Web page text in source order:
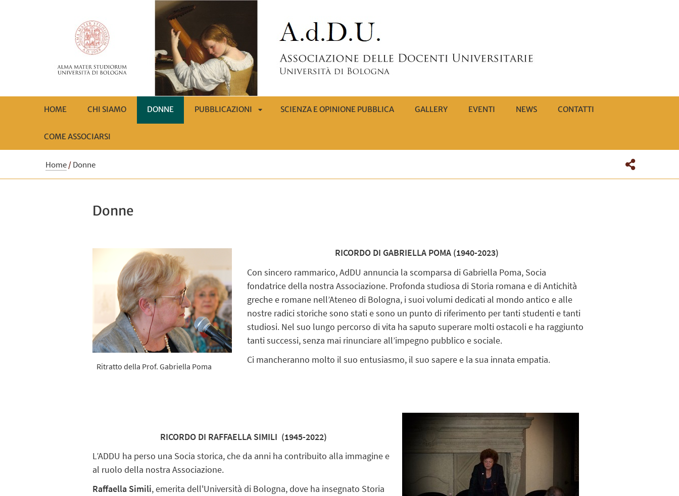
HOME CHI SIAMO DONNE PUBBLICAZIONI SCIENZA E OPINIONE PUBBLICA GALLERY EVENTI NEWS CONTATTI
COME ASSOCIARSI
Home/Donne
Donne
Ritratto della Prof. Gabriella Poma
RICORDO DI GABRIELLA POMA (1940-2023)
Con sincero rammarico, AdDU annuncia la scomparsa di Gabriella Poma, Socia
fondatrice della nostra Associazione. Profonda studiosa di Storia romana e di Antichità
greche e romane nell’Ateneo di Bologna, i suoi volumi dedicati al mondo antico e alle
nostre radici storiche sono stati e sono un punto di riferimento per tanti studenti e tanti
studiosi. Nel suo lungo percorso di vita ha saputo superare molti ostacoli e ha raggiunto
tanti successi, senza mai rinunciare all’impegno pubblico e sociale.
Ci mancheranno molto il suo entusiasmo, il suo sapere e la sua innata empatia.
RICORDO DI RAFFAELLA SIMILI (1945-2022)
L’ADDU ha perso una Socia storica, che da anni ha contribuito alla immagine e
al ruolo della nostra Associazione.
Raffaella Simili, emerita dell'Università di Bologna, dove ha insegnato Storia